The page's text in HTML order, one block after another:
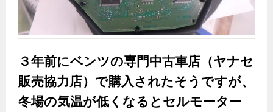
３年前にベンツの専門中古車店（ヤナセ
販売協力店）で購入されたそうですが、
冬場の気温が低くなるとセルモーター